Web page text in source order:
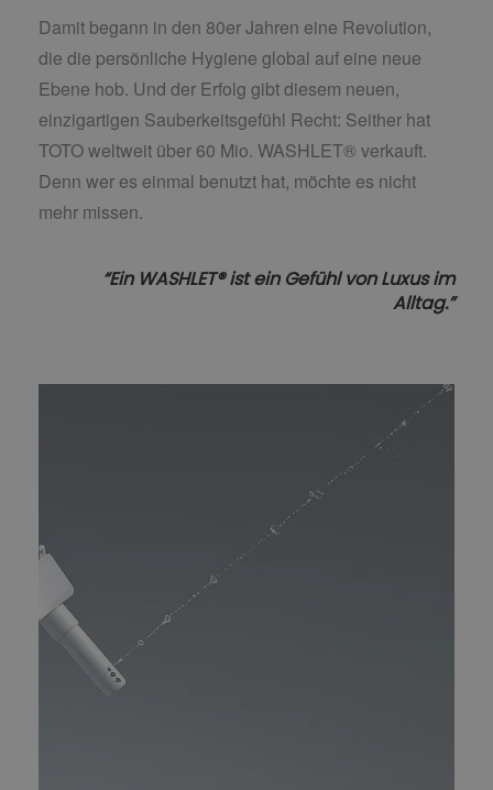
Damit begann in den 80er Jahren eine Revolution,
die die persönliche Hygiene global auf eine neue
Ebene hob. Und der Erfolg gibt diesem neuen,
einzigartigen Sauberkeitsgefühl Recht: Seither hat
TOTO weltweit über 60 Mio. WASHLET® verkauft.
Denn wer es einmal benutzt hat, möchte es nicht
mehr missen.
“Ein WASHLET® ist ein Gefühl von Luxus im
Alltag.”